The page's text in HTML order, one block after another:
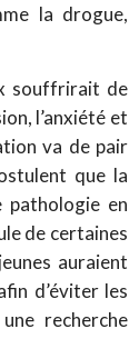
la drogue,
souffrirait de
l’anxiété et
va de pair
que la
pathologie en
de certaines
auraient
d’éviter les
recherche